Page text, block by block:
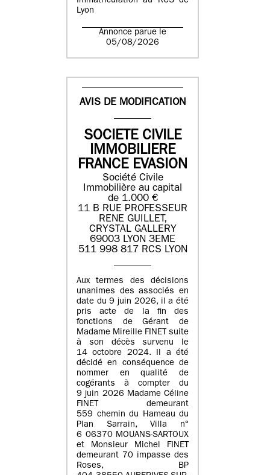
Lyon
Annonce parue le
05/08/2026
AVIS DE MODIFICATION
SOCIETE CIVILE
IMMOBILIERE
FRANCE EVASION
Société Civile
Immobilière au capital
de 1.000 €
11 B RUE PROFESSEUR
RENE GUILLET,
CRYSTAL GALLERY
69003 LYON 3EME
511 998 817 RCS LYON
Aux termes des décisions
unanimes des associés en
date du 9 juin 2026, il a été
pris acte de la fin des
fonctions de Gérant de
Madame Mireille FINET suite
à son décès survenu le
14 octobre 2024. Il a été
décidé en conséquence de
nommer en qualité de
cogérants à compter du
9 juin 2026 Madame Céline
FINET demeurant
559 chemin du Hameau du
Plan Sarrain, Villa n°
6 06370 MOUANS-SARTOUX
et Monsieur Michel FINET
demeurant 70 impasse des
Roses, BP